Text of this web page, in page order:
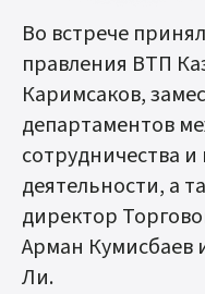
Во встрече
правления ВТП
Каримсаков,
департаментов
сотрудничества
деятельности, а
директор
Арман Кумисбаев
Ли.